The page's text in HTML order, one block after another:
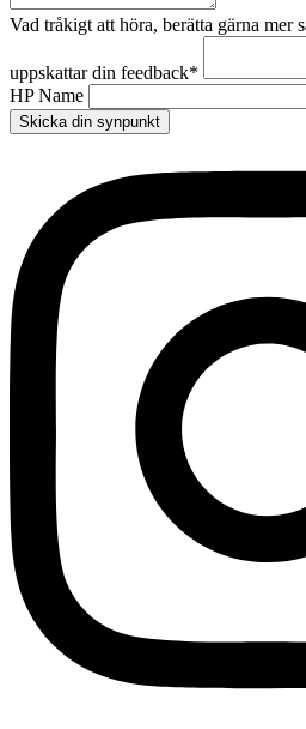
Vad tråkigt att höra, berätta gärna mer
uppskattar din feedback*
HP Name
Skicka din synpunkt